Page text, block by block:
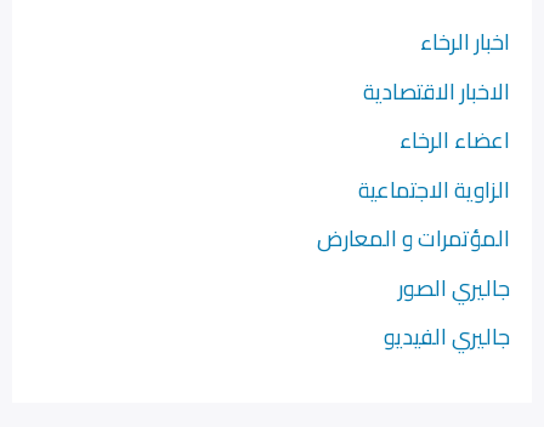
اخبار الرخاء
الاخبار الاقتصادية
اعضاء الرخاء
الزاوية الاجتماعية
المؤتمرات و المعارض
جاليري الصور
جاليري الفيديو